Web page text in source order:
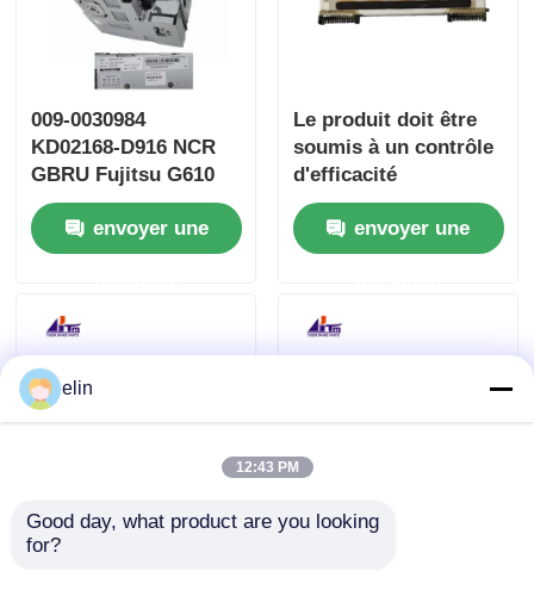
009-0030984
KD02168-D916 NCR
GBRU Fujitsu G610
G611 Séparateur
amélioréenvoyer une
Le produit doit être
soumis à un contrôle
d'efficacité
supérieure.
envoyer une
NCR Fujitsu GBRU
497-0508207 497-
elin
12:43 PM
Good day, what product are you looking
for?